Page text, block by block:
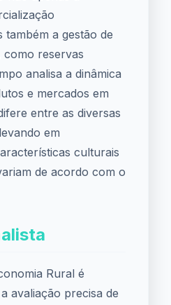
também a gestão de
reservas
analisa a dinâmica
e mercados em
entre as diversas
em
culturais
de acordo com o
Rural é
avaliação precisa de